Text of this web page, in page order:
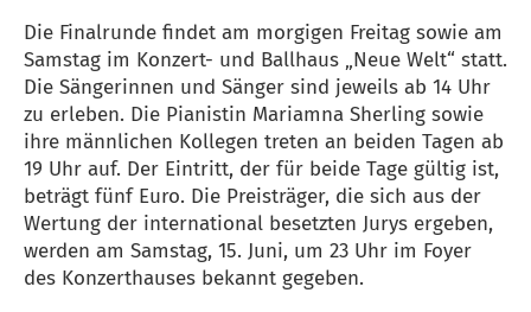
Die Finalrunde findet am morgigen Freitag sowie am
Samstag im Konzert- und Ballhaus „Neue Welt“ statt.
Die Sängerinnen und Sänger sind jeweils ab 14 Uhr
zu erleben. Die Pianistin Mariamna Sherling sowie
ihre männlichen Kollegen treten an beiden Tagen ab
19 Uhr auf. Der Eintritt, der für beide Tage gültig ist,
beträgt fünf Euro. Die Preisträger, die sich aus der
Wertung der international besetzten Jurys ergeben,
werden am Samstag, 15. Juni, um 23 Uhr im Foyer
des Konzerthauses bekannt gegeben.